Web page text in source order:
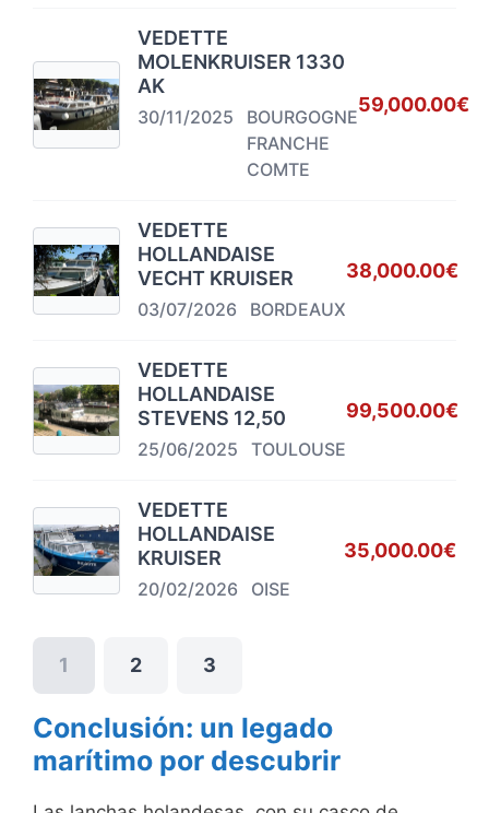
VEDETTE
MOLENKRUISER 1330
AK
30/11/2025
BOURGOGNE
FRANCHE
COMTE
59,000.00€
VEDETTE
HOLLANDAISE
VECHT KRUISER
03/07/2026 BORDEAUX
38,000.00€
VEDETTE
HOLLANDAISE
STEVENS 12,50
25/06/2025 TOULOUSE
99,500.00€
VEDETTE
HOLLANDAISE
KRUISER
20/02/2026 OISE
35,000.00€
1 2 3
Conclusión: un legado
marítimo por descubrir